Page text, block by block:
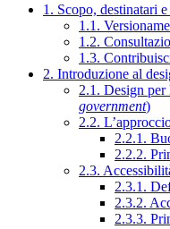
1. Scopo, destinatari
1.1.
1.2.
1.3.
2. Introduzione al
2.1. Design per
government)
2.2.
2.2.1.
2.2.2.
2.3.
2.3.1.
2.3.2.
2.3.3.